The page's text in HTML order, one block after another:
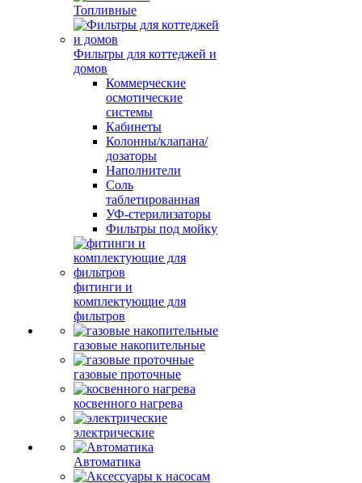
Топливные
Фильтры для коттеджей и
домов
Коммерческие
осмотические
системы
Кабинеты
Колонны/клапана/
дозаторы
Наполнители
Соль
таблетированная
УФ-стерилизаторы
Фильтры под мойку
фитинги и
комплектующие для
фильтров
газовые накопительные
газовые проточные
косвенного нагрева
электрические
Автоматика